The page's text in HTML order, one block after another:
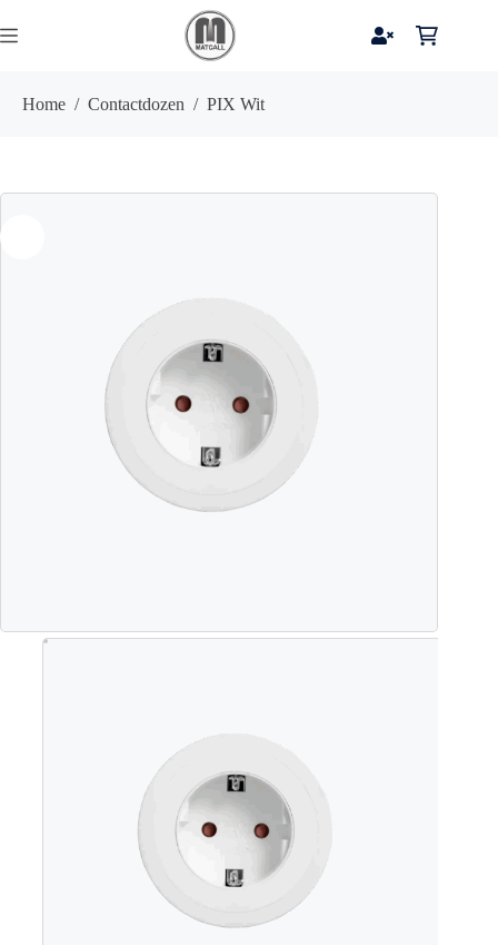
naar
de
Home / Contactdozen / PIX Wit